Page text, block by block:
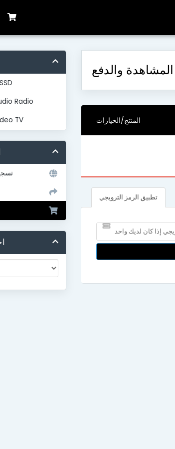
المشاهدة والدفع
Radio
TV
المنتج/الخيارات
تطبيق الرمز الترويجي